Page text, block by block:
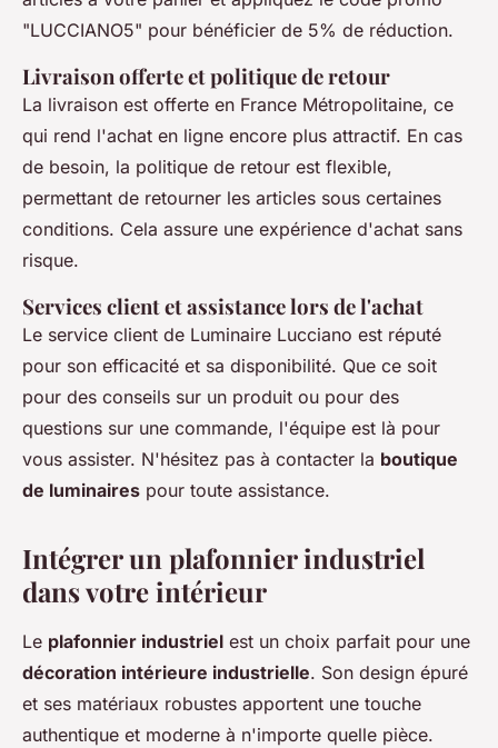
"LUCCIANO5" pour bénéficier de 5% de réduction.
Livraison offerte et politique de retour
La livraison est offerte en France Métropolitaine, ce
qui rend l'achat en ligne encore plus attractif. En cas
de besoin, la politique de retour est flexible,
permettant de retourner les articles sous certaines
conditions. Cela assure une expérience d'achat sans
risque.
Services client et assistance lors de l'achat
Le service client de Luminaire Lucciano est réputé
pour son efficacité et sa disponibilité. Que ce soit
pour des conseils sur un produit ou pour des
questions sur une commande, l'équipe est là pour
vous assister. N'hésitez pas à contacter la boutique
de luminaires pour toute assistance.
Intégrer un plafonnier industriel
dans votre intérieur
Le plafonnier industriel est un choix parfait pour une
décoration intérieure industrielle. Son design épuré
et ses matériaux robustes apportent une touche
authentique et moderne à n'importe quelle pièce.